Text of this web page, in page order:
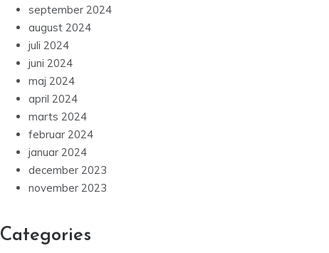
september 2024
august 2024
juli 2024
juni 2024
maj 2024
april 2024
marts 2024
februar 2024
januar 2024
december 2023
november 2023
Categories